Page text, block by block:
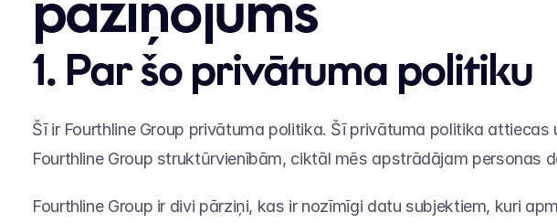
1. Par šo privātuma politiku
Šī ir Fourthline Group privātuma politika. Šī privātuma politika attiecas
Fourthline Group struktūrvienībām, ciktāl mēs apstrādājam personas
Fourthline Group ir divi pārziņi, kas ir nozīmīgi datu subjektiem, kuri